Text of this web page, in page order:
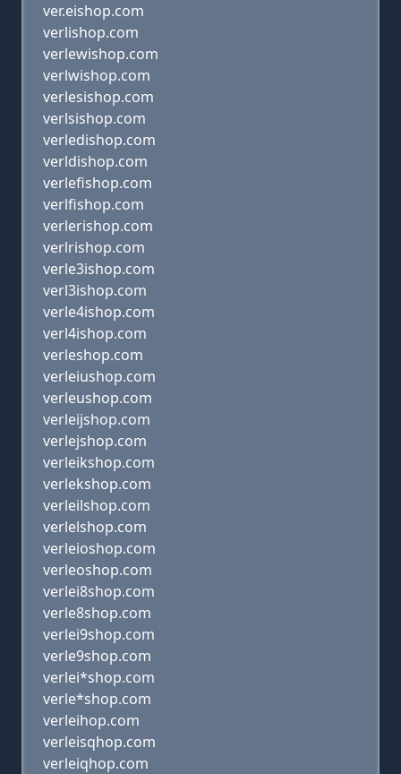
ver.eishop.com
verlishop.com
verlewishop.com
verlwishop.com
verlesishop.com
verlsishop.com
verledishop.com
verldishop.com
verlefishop.com
verlfishop.com
verlerishop.com
verlrishop.com
verle3ishop.com
verl3ishop.com
verle4ishop.com
verl4ishop.com
verleshop.com
verleiushop.com
verleushop.com
verleijshop.com
verlejshop.com
verleikshop.com
verlekshop.com
verleilshop.com
verlelshop.com
verleioshop.com
verleoshop.com
verlei8shop.com
verle8shop.com
verlei9shop.com
verle9shop.com
verlei*shop.com
verle*shop.com
verleihop.com
verleisqhop.com
verleiqhop.com